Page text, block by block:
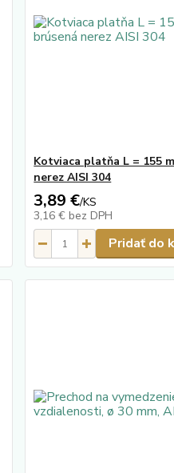
Kotviaca platňa L = 155
nerez AISI 304
3,89 €/KS
3,16 € bez DPH
Pridať do